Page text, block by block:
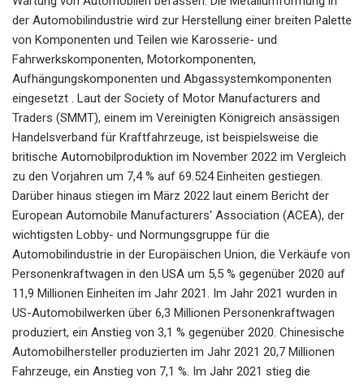
der Automobilindustrie wird zur Herstellung einer breiten Palette
von Komponenten und Teilen wie Karosserie- und
Fahrwerkskomponenten, Motorkomponenten,
Aufhängungskomponenten und Abgassystemkomponenten
eingesetzt . Laut der Society of Motor Manufacturers and
Traders (SMMT), einem im Vereinigten Königreich ansässigen
Handelsverband für Kraftfahrzeuge, ist beispielsweise die
britische Automobilproduktion im November 2022 im Vergleich
zu den Vorjahren um 7,4 % auf 69.524 Einheiten gestiegen.
Darüber hinaus stiegen im März 2022 laut einem Bericht der
European Automobile Manufacturers' Association (ACEA), der
wichtigsten Lobby- und Normungsgruppe für die
Automobilindustrie in der Europäischen Union, die Verkäufe von
Personenkraftwagen in den USA um 5,5 % gegenüber 2020 auf
11,9 Millionen Einheiten im Jahr 2021. Im Jahr 2021 wurden in
US-Automobilwerken über 6,3 Millionen Personenkraftwagen
produziert, ein Anstieg von 3,1 % gegenüber 2020. Chinesische
Automobilhersteller produzierten im Jahr 2021 20,7 Millionen
Fahrzeuge, ein Anstieg von 7,1 %. Im Jahr 2021 stieg die